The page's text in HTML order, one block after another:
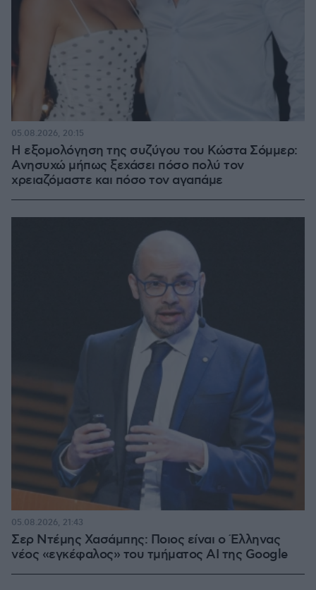
Η εξομολόγηση της συζύγου του Κώστα Σόμμερ:
Ανησυχώ μήπως ξεχάσει πόσο πολύ τον
χρειαζόμαστε και πόσο τον αγαπάμε
05.08.2026, 20:15
Σερ Ντέμης Χασάμπης: Ποιος είναι ο Έλληνας
νέος «εγκέφαλος» του τμήματος AI της Google
05.08.2026, 21:43